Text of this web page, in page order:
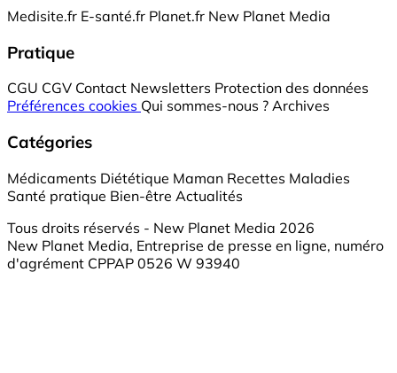
Medisite.fr E-santé.fr Planet.fr New Planet Media
Pratique
CGU CGV Contact Newsletters Protection des données
Préférences cookies Qui sommes-nous ? Archives
Catégories
Médicaments Diététique Maman Recettes Maladies
Santé pratique Bien-être Actualités
Tous droits réservés - New Planet Media 2026
New Planet Media, Entreprise de presse en ligne, numéro
d'agrément CPPAP 0526 W 93940